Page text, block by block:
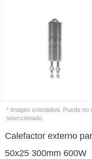
* Imagen orientativa. Puede no
seleccionado.
Calefactor externo
50x25 300mm 600W